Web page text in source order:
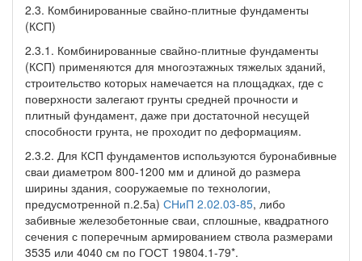
2.3. Комбинированные свайно-плитные фундаменты
(КСП)
2.3.1. Комбинированные свайно-плитные фундаменты
(КСП) применяются для многоэтажных тяжелых зданий,
строительство которых намечается на площадках, где с
поверхности залегают грунты средней прочности и
плитный фундамент, даже при достаточной несущей
способности грунта, не проходит по деформациям.
2.3.2. Для КСП фундаментов используются буронабивные
сваи диаметром 800-1200 мм и длиной до размера
ширины здания, сооружаемые по технологии,
предусмотренной п.2.5а) СНиП 2.02.03-85, либо
забивные железобетонные сваи, сплошные, квадратного
сечения с поперечным армированием ствола размерами
3535 или 4040 см по ГОСТ 19804.1-79*.